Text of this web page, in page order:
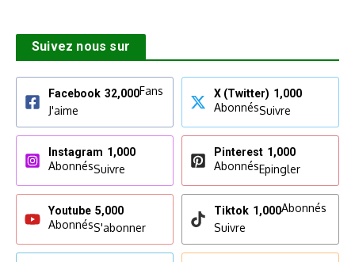
Suivez nous sur
Facebook 32,000Fans
J'aime
X (Twitter) 1,000
AbonnésSuivre
Instagram 1,000
AbonnésSuivre
Pinterest 1,000
AbonnésEpingler
Youtube 5,000
AbonnésS'abonner
Tiktok 1,000Abonnés
Suivre